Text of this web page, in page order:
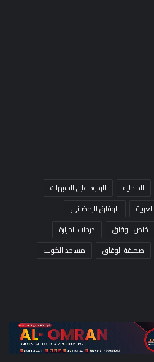
الداخلية
الردود على الشبهات
الوفاق الرمضاني
خاص الوفاق
درجات الحرارة
صحيفة الوفاق
مساجد الكويت